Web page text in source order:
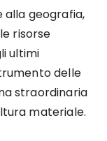
alla geografia,
risorse
ultimi
delle
straordinaria
materiale.